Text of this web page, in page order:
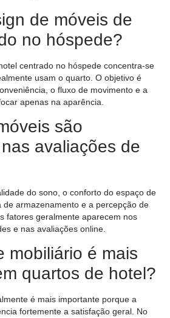
de móveis de
no hóspede?
centrado no hóspede concentra-se
usam o quarto. O objetivo é
o fluxo de movimento e a
apenas na aparência.
são
avaliações de
do sono, o conforto do espaço de
de armazenamento e a percepção de
fatores geralmente aparecem nos
e nas avaliações online.
mobiliário é mais
quartos de hotel?
é mais importante porque a
fortemente a satisfação geral. No